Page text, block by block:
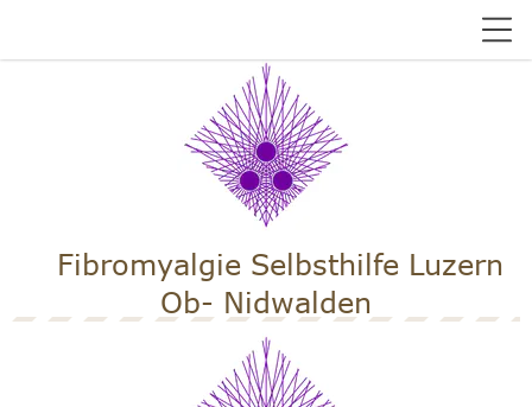
Fibromyalgie Selbsthilfe Luzern
Ob- Nidwalden